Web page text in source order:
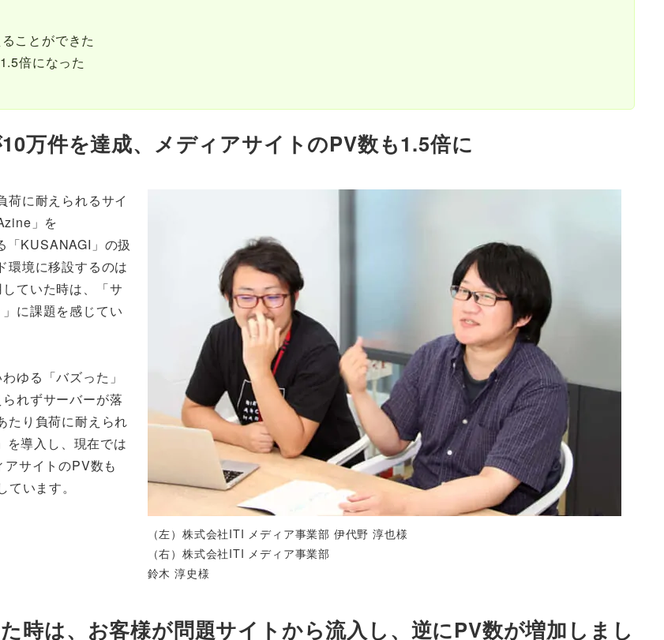
ことができた
倍になった
万件を達成、メディアサイトのPV数も1.5倍に
荷に耐えられるサイ
」を
「KUSANAGI」の扱
環境に移設するのは
ていた時は、「サ
に課題を感じてい
ゆる「バズった」
れずサーバーが落
たり負荷に耐えられ
を導入し、現在では
サイトのPV数も
います。
（左）株式会社ITI メディア事業部 伊代野 淳也様
（右）株式会社ITI メディア事業部
鈴木 淳史様
時は、お客様が問題サイトから流入し、逆にPV数が増加しまし